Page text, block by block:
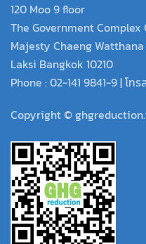
120 Moo 9 floor
The Government
Majesty Chaeng
Laksi Bangkok 10210
Phone : 02-141 9841-9 | โท
Copyright ©